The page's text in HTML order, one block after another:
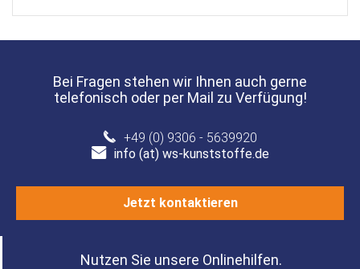
Bei Fragen stehen wir Ihnen auch gerne
telefonisch oder per Mail zu Verfügung!
+49 (0) 9306 - 5639920
info (at) ws-kunststoffe.de
Jetzt kontaktieren
Nutzen Sie unsere Onlinehilfen.